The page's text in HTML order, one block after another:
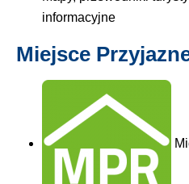
informacyjne
Miejsce